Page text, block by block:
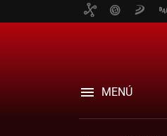
MENÚ